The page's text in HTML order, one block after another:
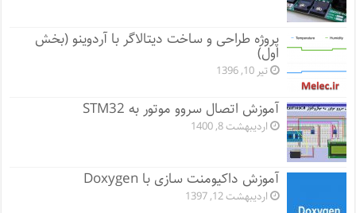
پروژه طراحی و ساخت دیتالاگر با آردوینو (بخش
اول)
تیر 10, 1396
آموزش اتصال سروو موتور به STM32
اردیبهشت 8, 1400
آموزش داکیومنت سازی با Doxygen
اردیبهشت 12, 1397